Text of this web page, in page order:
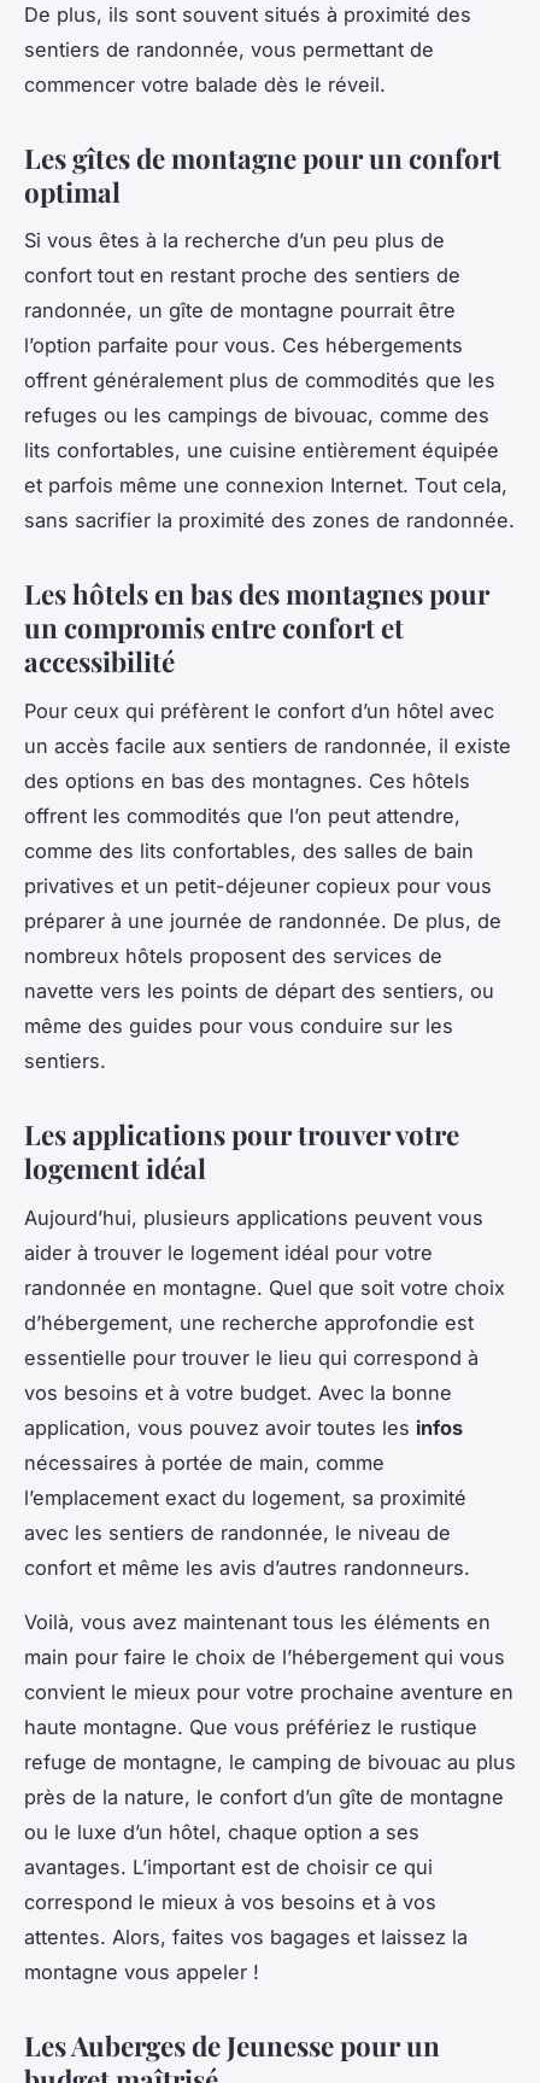
De plus, ils sont souvent situés à proximité des
sentiers de randonnée, vous permettant de
commencer votre balade dès le réveil.
Les gîtes de montagne pour un confort
optimal
Si vous êtes à la recherche d’un peu plus de
confort tout en restant proche des sentiers de
randonnée, un gîte de montagne pourrait être
l’option parfaite pour vous. Ces hébergements
offrent généralement plus de commodités que les
refuges ou les campings de bivouac, comme des
lits confortables, une cuisine entièrement équipée
et parfois même une connexion Internet. Tout cela,
sans sacrifier la proximité des zones de randonnée.
Les hôtels en bas des montagnes pour
un compromis entre confort et
accessibilité
Pour ceux qui préfèrent le confort d’un hôtel avec
un accès facile aux sentiers de randonnée, il existe
des options en bas des montagnes. Ces hôtels
offrent les commodités que l’on peut attendre,
comme des lits confortables, des salles de bain
privatives et un petit-déjeuner copieux pour vous
préparer à une journée de randonnée. De plus, de
nombreux hôtels proposent des services de
navette vers les points de départ des sentiers, ou
même des guides pour vous conduire sur les
sentiers.
Les applications pour trouver votre
logement idéal
Aujourd’hui, plusieurs applications peuvent vous
aider à trouver le logement idéal pour votre
randonnée en montagne. Quel que soit votre choix
d’hébergement, une recherche approfondie est
essentielle pour trouver le lieu qui correspond à
vos besoins et à votre budget. Avec la bonne
application, vous pouvez avoir toutes les infos
nécessaires à portée de main, comme
l’emplacement exact du logement, sa proximité
avec les sentiers de randonnée, le niveau de
confort et même les avis d’autres randonneurs.
Voilà, vous avez maintenant tous les éléments en
main pour faire le choix de l’hébergement qui vous
convient le mieux pour votre prochaine aventure en
haute montagne. Que vous préfériez le rustique
refuge de montagne, le camping de bivouac au plus
près de la nature, le confort d’un gîte de montagne
ou le luxe d’un hôtel, chaque option a ses
avantages. L’important est de choisir ce qui
correspond le mieux à vos besoins et à vos
attentes. Alors, faites vos bagages et laissez la
montagne vous appeler !
Les Auberges de Jeunesse pour un